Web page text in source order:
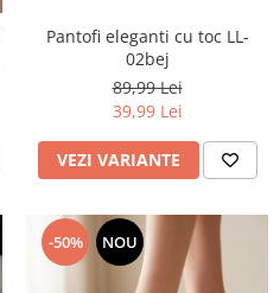
Pantofi eleganti cu toc LL-
02bej
89,99 Lei
39,99 Lei
VEZI VARIANTE
-50% NOU